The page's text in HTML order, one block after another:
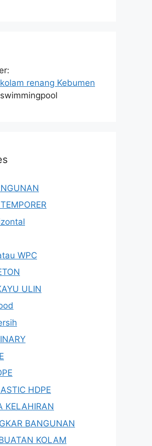
renang Kebumen
WPC
ULIN
HDPE
KELAHIRAN
BANGUNAN
KOLAM